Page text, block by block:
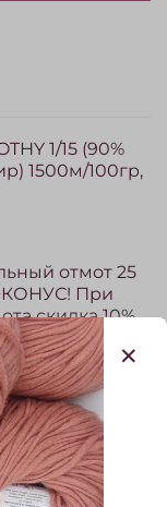
1/15 (90%
1500м/100гр,
отмот 25
При
скидка 10%
в
(отрез) по
не